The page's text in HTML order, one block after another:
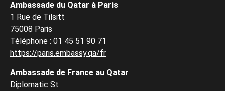
Ambassade du Qatar à Paris
1 Rue de Tilsitt
75008 Paris
Téléphone : 01 45 51 90 71
https://paris.embassy.qa/fr
Ambassade de France au Qatar
Diplomatic St